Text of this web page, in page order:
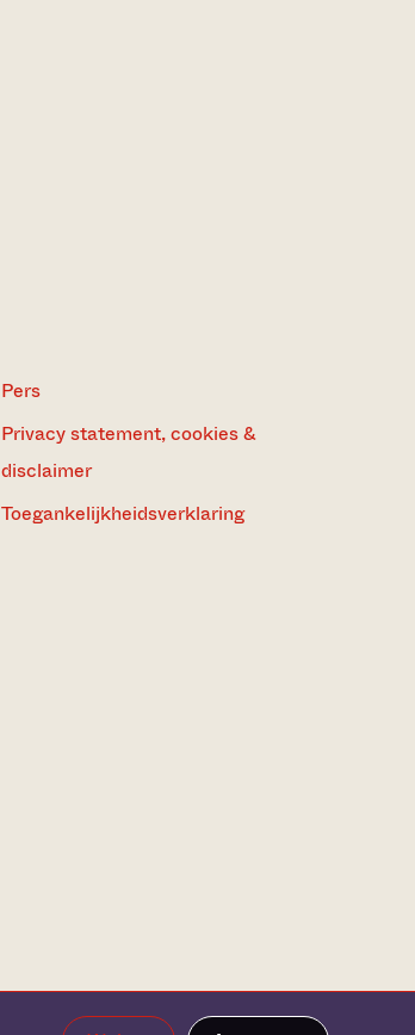
Pers
Privacy statement, cookies &
disclaimer
Toegankelijkheidsverklaring